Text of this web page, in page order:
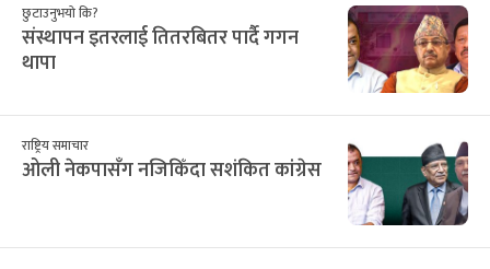
छुटाउनुभयो कि?
संस्थापन इतरलाई तितरबितर पार्दै गगन
थापा
राष्ट्रिय समाचार
ओली नेकपासँग नजिकिँदा सशंकित कांग्रेस